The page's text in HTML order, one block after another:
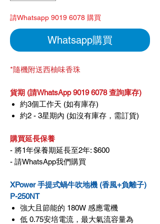
請Whatsapp 9019 6078 購買
Whatsapp購買
*隨機附送西柚味香珠
貨期 (請WhatsApp 9019 6078 查詢庫存)
約3個工作天 (如有庫存)
約2 - 3星期內 (如沒有庫存，需訂貨)
購買延長保養
- 將1年保養期延長至2年: $600
- 請WhatsApp我們購買
XPower 手提式蝸牛吹地機 (香風+負離子)
P-250NT
強大且節能的 180W 感應電機
低 0.75安培電流，最大氣流容量為